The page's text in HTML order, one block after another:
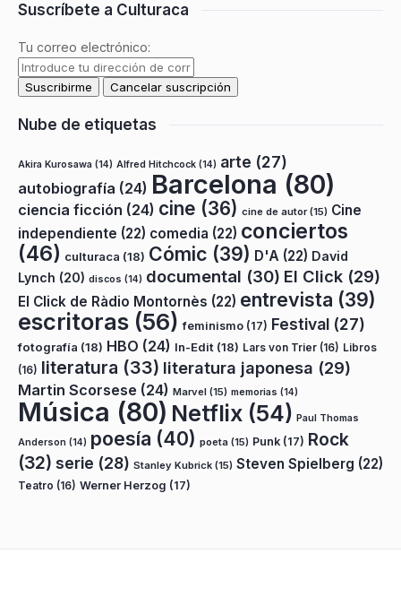
Suscríbete a Culturaca
Tu correo electrónico:
Nube de etiquetas
Akira Kurosawa (14) Alfred Hitchcock (14) arte (27)
autobiografía (24) Barcelona (80)
ciencia ficción (24) cine (36) cine de autor(15) Cine
independiente (22) comedia (22) conciertos
(46) culturaca (18) Cómic (39) D'A (22) David
Lynch (20) discos (14) documental (30) El Click (29)
El Click de Ràdio Montornès (22) entrevista (39)
escritoras (56) feminismo (17) Festival (27)
fotografía (18) HBO (24) In-Edit (18) Lars von Trier (16) Libros
(16) literatura (33) literatura japonesa (29)
Martin Scorsese (24) Marvel (15) memorias (14)
Música (80) Netflix (54) Paul Thomas
Anderson (14) poesía (40) poeta (15) Punk (17) Rock
(32) serie (28) Stanley Kubrick (15) Steven Spielberg (22)
Teatro (16) Werner Herzog (17)